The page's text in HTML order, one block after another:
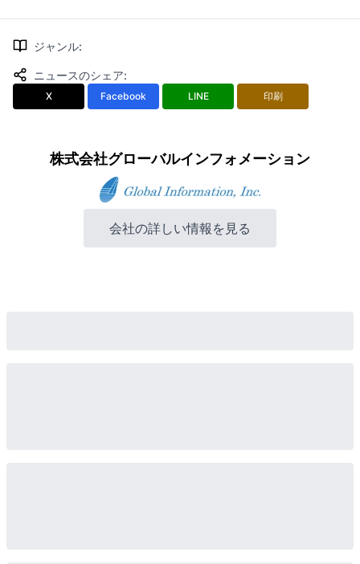
ジャンル:
ニュースのシェア:
X Facebook LINE 印刷
株式会社グローバルインフォメーション
会社の詳しい情報を見る